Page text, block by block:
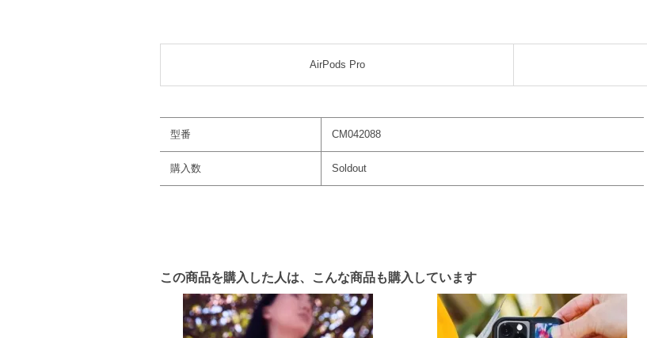
AirPods Pro
型番 CM042088
購入数 Soldout
この商品を購入した人は、こんな商品も購入しています